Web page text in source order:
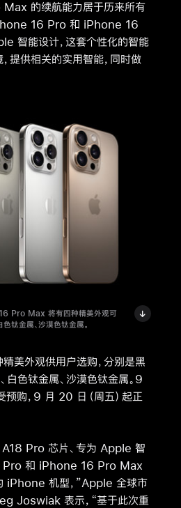
的续航能力居于历来所有
16 Pro 和 iPhone 16
智能设计，这套个性化的智能
提供相关的实用智能，同时做
Pro Max 将有四种精美外观可
色钛金属、沙漠色钛金属。
美外观供用户选购，分别是黑
白色钛金属、沙漠色钛金属。9
预购，9 月 20 日（周五）起正
A18 Pro 芯片、专为 Apple 智
Pro 和 iPhone 16 Pro Max
iPhone 机型，”Apple 全球市
Joswiak 表示，“基于此次重